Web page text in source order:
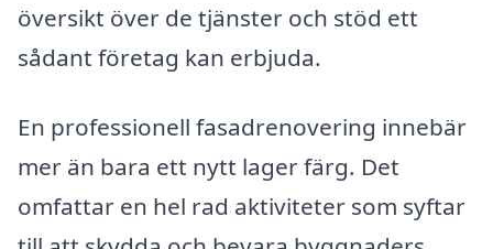
översikt över de tjänster och stöd ett
sådant företag kan erbjuda.
En professionell fasadrenovering innebär
mer än bara ett nytt lager färg. Det
omfattar en hel rad aktiviteter som syftar